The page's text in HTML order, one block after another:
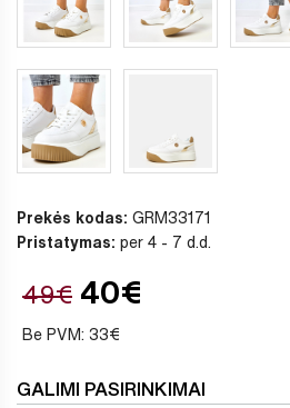
Prekės kodas: GRM33171
Pristatymas: per 4 - 7 d.d.
49€ 40€
Be PVM: 33€
GALIMI PASIRINKIMAI